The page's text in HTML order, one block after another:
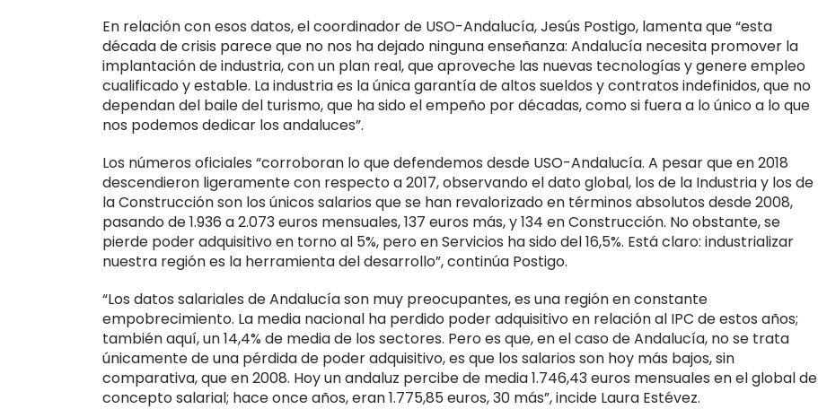
En relación con esos datos, el coordinador de USO-Andalucía, Jesús Postigo, lamenta que “esta
década de crisis parece que no nos ha dejado ninguna enseñanza: Andalucía necesita promover la
implantación de industria, con un plan real, que aproveche las nuevas tecnologías y genere empleo
cualificado y estable. La industria es la única garantía de altos sueldos y contratos indefinidos, que no
dependan del baile del turismo, que ha sido el empeño por décadas, como si fuera a lo único a lo que
nos podemos dedicar los andaluces”.
Los números oficiales “corroboran lo que defendemos desde USO-Andalucía. A pesar que en 2018
descendieron ligeramente con respecto a 2017, observando el dato global, los de la Industria y los de
la Construcción son los únicos salarios que se han revalorizado en términos absolutos desde 2008,
pasando de 1.936 a 2.073 euros mensuales, 137 euros más, y 134 en Construcción. No obstante, se
pierde poder adquisitivo en torno al 5%, pero en Servicios ha sido del 16,5%. Está claro: industrializar
nuestra región es la herramienta del desarrollo”, continúa Postigo.
“Los datos salariales de Andalucía son muy preocupantes, es una región en constante
empobrecimiento. La media nacional ha perdido poder adquisitivo en relación al IPC de estos años;
también aquí, un 14,4% de media de los sectores. Pero es que, en el caso de Andalucía, no se trata
únicamente de una pérdida de poder adquisitivo, es que los salarios son hoy más bajos, sin
comparativa, que en 2008. Hoy un andaluz percibe de media 1.746,43 euros mensuales en el global de
concepto salarial; hace once años, eran 1.775,85 euros, 30 más”, incide Laura Estévez.